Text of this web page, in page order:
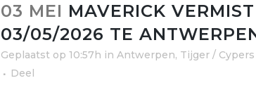
03 MEI MAVERICK
03/05/2026 TE
Geplaatst op 10:57h in Antwerpen, Tijger /
Deel